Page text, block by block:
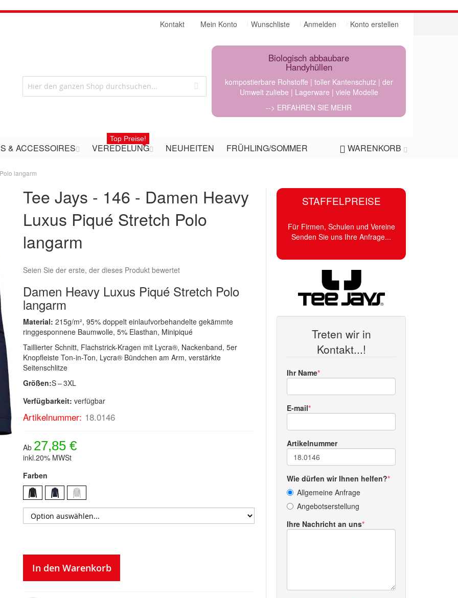
Mein Konto Wunschliste Anmelden Konto erstellen
Kontakt
Biologisch abbaubare
Handyhüllen
kompostierbare Rohstoffe | toller Kantenschutz | der
Umwelt zuliebe | Lagerware | viele Modelle
--> ERFAHREN SIE MEHR
WARENKORB
& ACCESSOIRES VEREDELUNG
Top Preise!
NEUHEITEN FRÜHLING/SOMMER
langarm
Tee Jays - 146 - Damen Heavy
Luxus Piqué Stretch Polo
langarm
Seien Sie der erste, der dieses Produkt bewertet
Damen Heavy Luxus Piqué Stretch Polo
langarm
Material: 215g/m², 95% doppelt einlaufvorbehandelte gekämmte
ringgesponnene Baumwolle, 5% Elasthan, Minipiqué
Taillierter Schnitt, Flachstrick-Kragen mit Lycra®, Nackenband, 5er
Knopfleiste Ton-in-Ton, Lycra® Bündchen am Arm, verstärkte
Seitenschlitze
Größen:S – 3XL
Verfügbarkeit: verfügbar
Artikelnummer: 18.0146
Ab 27,85 €
inkl.20% MWSt
Farben
In den Warenkorb
STAFFELPREISE
Für Firmen, Schulen und Vereine
Senden Sie uns Ihre Anfrage...
Treten wir in
Kontakt...!
Ihr Name
E-mail
Artikelnummer
Wie dürfen wir Ihnen helfen?
Allgemeine Anfrage
Angebotserstellung
Ihre Nachricht an uns